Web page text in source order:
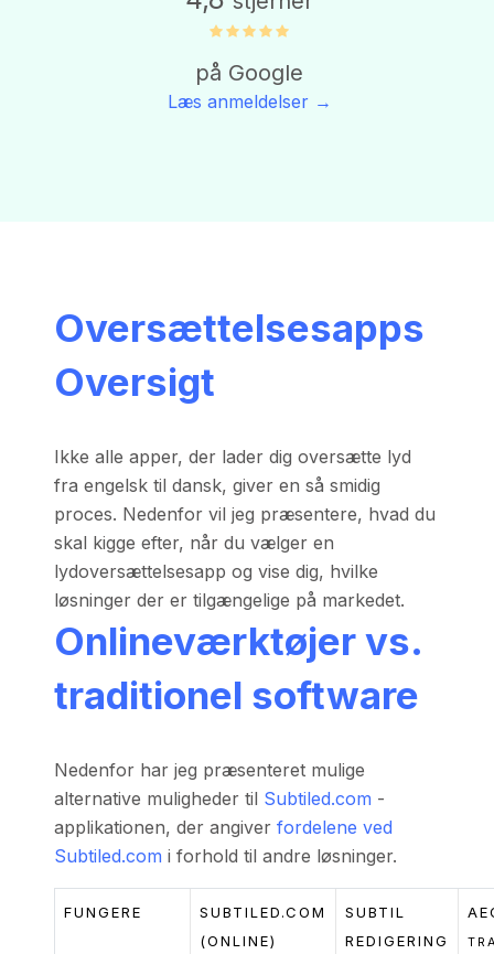
på Google
Læs anmeldelser →
Oversættelsesapps
Oversigt
Ikke alle apper, der lader dig oversætte lyd
fra engelsk til dansk, giver en så smidig
proces. Nedenfor vil jeg præsentere, hvad du
skal kigge efter, når du vælger en
lydoversættelsesapp og vise dig, hvilke
løsninger der er tilgængelige på markedet.
Onlineværktøjer vs.
traditionel software
Nedenfor har jeg præsenteret mulige
alternative muligheder til Subtiled.com -
applikationen, der angiverfordelene ved
Subtiled.com i forhold til andre løsninger.
FUNGERE
SUBTILED.COM
(ONLINE)
SUBTIL
REDIGERING